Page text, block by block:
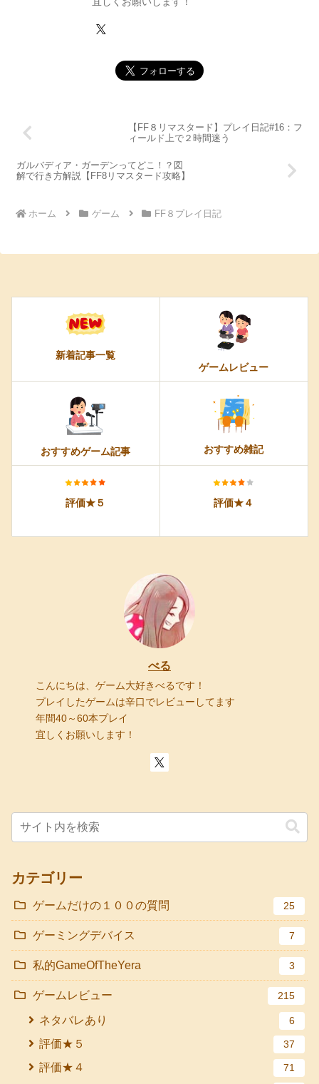
【FF８リマスタード】プレイ日記#16：フ
ィールド上で２時間迷う
ガルバディア・ガーデンってどこ！？図
解で行き方解説【FF8リマスタード攻略】
ホーム ゲーム FF８プレイ日記
新着記事一覧
ゲームレビュー
おすすめゲーム記事 おすすめ雑記
評価★５ 評価★４
べる
こんにちは、ゲーム大好きべるです！
プレイしたゲームは辛口でレビューしてます
年間40～60本プレイ
宜しくお願いします！
カテゴリー
ゲームだけの１００の質問 25
ゲーミングデバイス 7
私的GameOfTheYera 3
ゲームレビュー 215
ネタバレあり 6
評価★５ 37
評価★４ 71